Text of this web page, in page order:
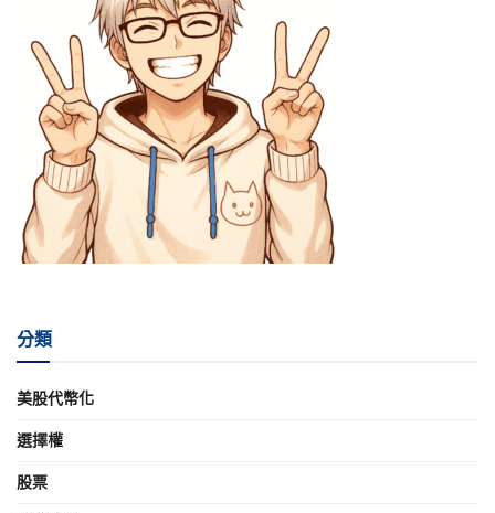
分類
美股代幣化
選擇權
股票